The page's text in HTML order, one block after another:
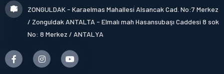
ZONGULDAK - Karaelmas Mahallesi Alsancak Cad. No:7 Merkez
/ Zonguldak ANTALTA - Elmalı mah Hasansubaşı Caddesi 8 sok
No: 8 Merkez / ANTALYA